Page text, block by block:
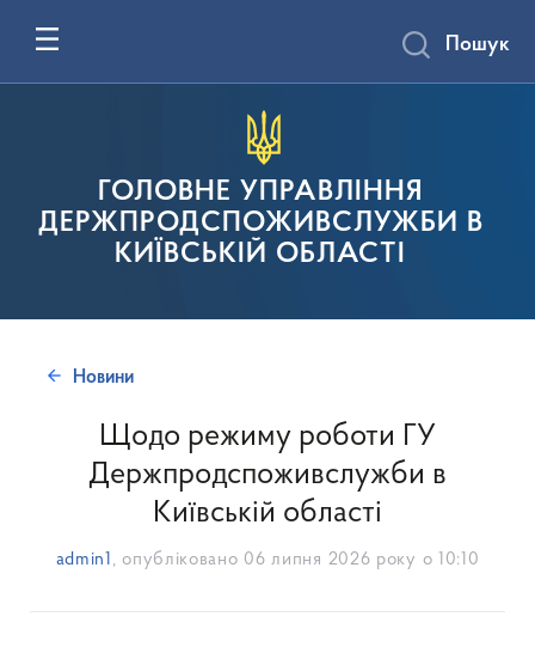
ГОЛОВНЕ УПРАВЛІННЯ
ДЕРЖПРОДСПОЖИВСЛУЖБИ В
КИЇВСЬКІЙ ОБЛАСТІ
Пошук
Новини
Щодо режиму роботи ГУ
Держпродспоживслужби в
Київській області
admin1 , опубліковано 06 липня 2026 року о 10:10